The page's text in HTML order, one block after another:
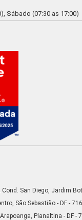
Sábado (07:30 as 17:00)
Cond. San Diego, Jardim
São Sebastião - DF -
Planaltina - DF -